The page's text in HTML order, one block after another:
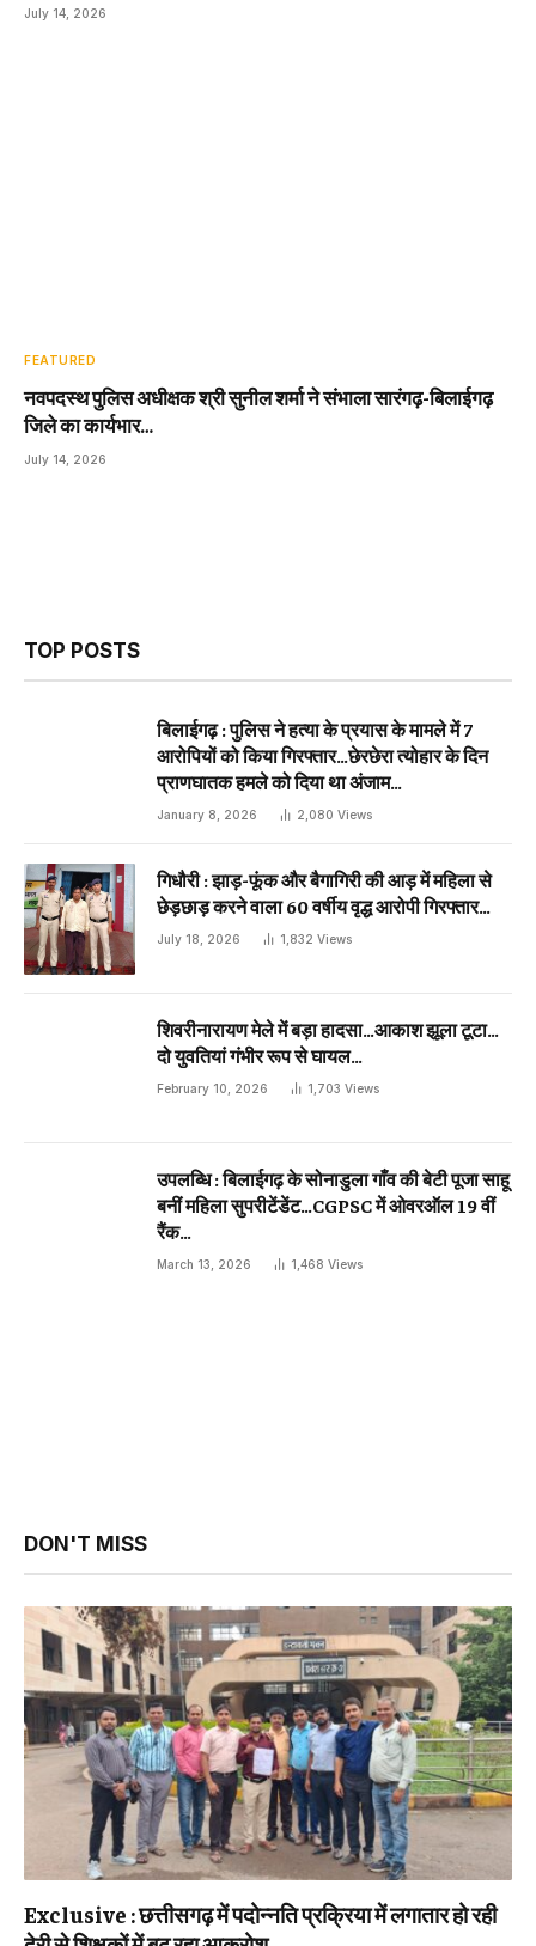
July 14, 2026
FEATURED
नवपदस्थ पुलिस अधीक्षक श्री सुनील शर्मा ने संभाला सारंगढ़-बिलाईगढ़
जिले का कार्यभार…
July 14, 2026
TOP POSTS
बिलाईगढ़ : पुलिस ने हत्या के प्रयास के मामले में 7
आरोपियों को किया गिरफ्तार…छेरछेरा त्योहार के दिन
प्राणघातक हमले को दिया था अंजाम…
January 8, 2026 2,080 Views
गिधौरी : झाड़-फूंक और बैगागिरी की आड़ में महिला से
छेड़छाड़ करने वाला 60 वर्षीय वृद्ध आरोपी गिरफ्तार…
July 18, 2026 1,832 Views
शिवरीनारायण मेले में बड़ा हादसा…आकाश झूला टूटा…
दो युवतियां गंभीर रूप से घायल…
February 10, 2026 1,703 Views
उपलब्धि : बिलाईगढ़ के सोनाडुला गाँव की बेटी पूजा साहू
बनीं महिला सुपरीटेंडेंट…CGPSC में ओवरऑल 19 वीं
रैंक…
March 13, 2026 1,468 Views
DON'T MISS
Exclusive : छत्तीसगढ़ में पदोन्नति प्रक्रिया में लगातार हो रही